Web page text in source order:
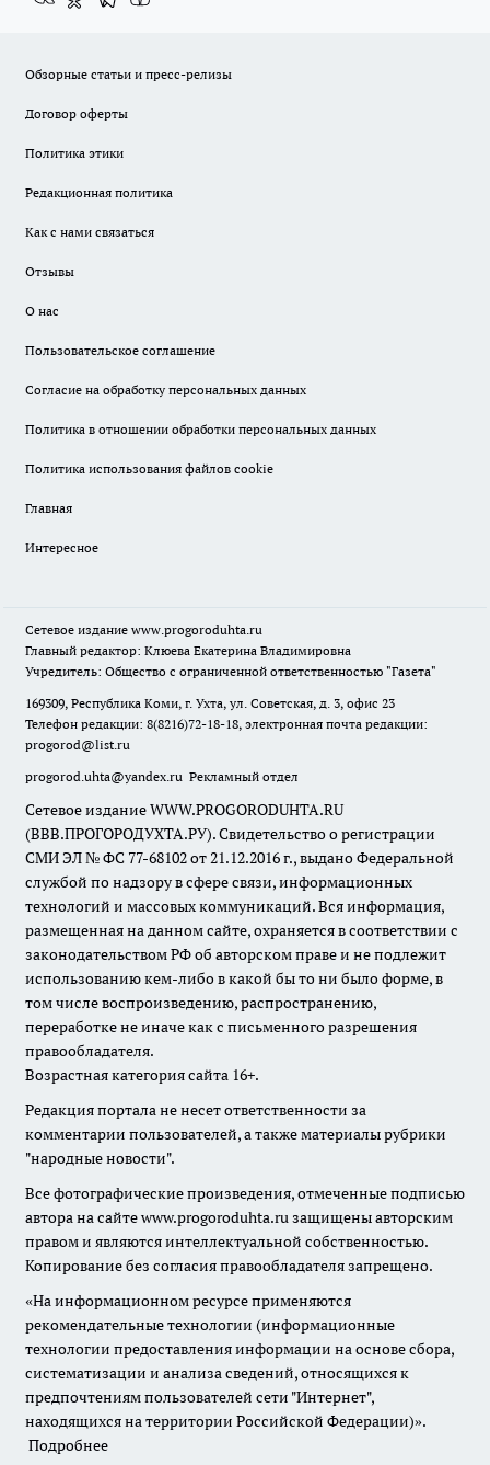
Обзорные статьи и пресс-релизы
Договор оферты
Политика этики
Редакционная политика
Как с нами связаться
Отзывы
О нас
Пользовательское соглашение
Согласие на обработку персональных данных
Политика в отношении обработки персональных данных
Политика использования файлов cookie
Главная
Интересное
Сетевое издание www.progoroduhta.ru
Главный редактор: Клюева Екатерина Владимировна
Учредитель: Общество с ограниченной ответственностью "Газета"
169309, Республика Коми, г. Ухта, ул. Советская, д. 3, офис 23
Телефон редакции: 8(8216)72-18-18, электронная почта редакции:
progorod@list.ru
progorod.uhta@yandex.ru Рекламный отдел
Сетевое издание WWW.PROGORODUHTA.RU
(ВВВ.ПРОГОРОДУХТА.РУ). Свидетельство о регистрации
СМИ ЭЛ № ФС 77-68102 от 21.12.2016 г., выдано Федеральной
службой по надзору в сфере связи, информационных
технологий и массовых коммуникаций. Вся информация,
размещенная на данном сайте, охраняется в соответствии с
законодательством РФ об авторском праве и не подлежит
использованию кем-либо в какой бы то ни было форме, в
том числе воспроизведению, распространению,
переработке не иначе как с письменного разрешения
правообладателя.
Возрастная категория сайта 16+.
Редакция портала не несет ответственности за
комментарии пользователей, а также материалы рубрики
"народные новости".
Все фотографические произведения, отмеченные подписью
автора на сайте www.progoroduhta.ru защищены авторским
правом и являются интеллектуальной собственностью.
Копирование без согласия правообладателя запрещено.
«На информационном ресурсе применяются
рекомендательные технологии (информационные
технологии предоставления информации на основе сбора,
систематизации и анализа сведений, относящихся к
предпочтениям пользователей сети "Интернет",
находящихся на территории Российской Федерации)».
Подробнее